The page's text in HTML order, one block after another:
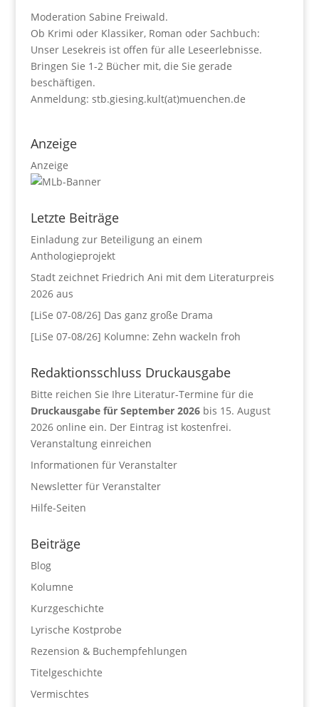
Moderation Sabine Freiwald.
Ob Krimi oder Klassiker, Roman oder Sachbuch:
Unser Lesekreis ist offen für alle Leseerlebnisse.
Bringen Sie 1-2 Bücher mit, die Sie gerade
beschäftigen.
Anmeldung: stb.giesing.kult(at)muenchen.de
Anzeige
Anzeige
Letzte Beiträge
Einladung zur Beteiligung an einem
Anthologieprojekt
Stadt zeichnet Friedrich Ani mit dem Literaturpreis
2026 aus
[LiSe 07-08/26] Das ganz große Drama
[LiSe 07-08/26] Kolumne: Zehn wackeln froh
Redaktionsschluss Druckausgabe
Bitte reichen Sie Ihre Literatur-Termine für die
Druckausgabe für September 2026bis 15. August
2026 online ein. Der Eintrag ist kostenfrei.
Veranstaltung einreichen
Informationen für Veranstalter
Newsletter für Veranstalter
Hilfe-Seiten
Beiträge
Blog
Kolumne
Kurzgeschichte
Lyrische Kostprobe
Rezension & Buchempfehlungen
Titelgeschichte
Vermischtes